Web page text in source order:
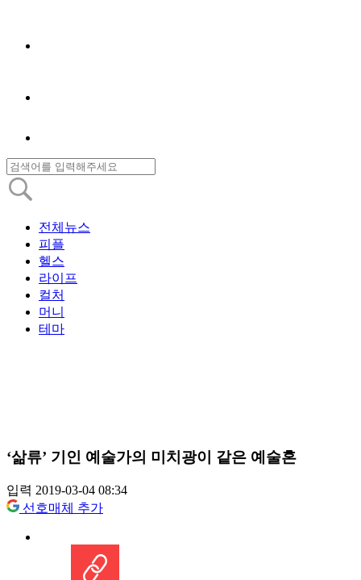
전체뉴스
피플
헬스
라이프
컬처
머니
테마
‘삶류’ 기인 예술가의 미치광이 같은 예술혼
입력 2019-03-04 08:34
선호매체 추가